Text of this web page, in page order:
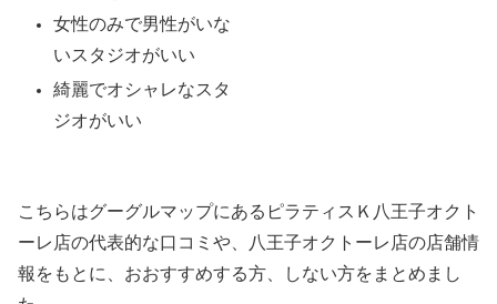
女性のみで男性がいな
いスタジオがいい
綺麗でオシャレなスタ
ジオがいい
こちらはグーグルマップにあるピラティスＫ八王子オクト
ーレ店の代表的な口コミや、八王子オクトーレ店の店舗情
報をもとに、おおすすめする方、しない方をまとめまし